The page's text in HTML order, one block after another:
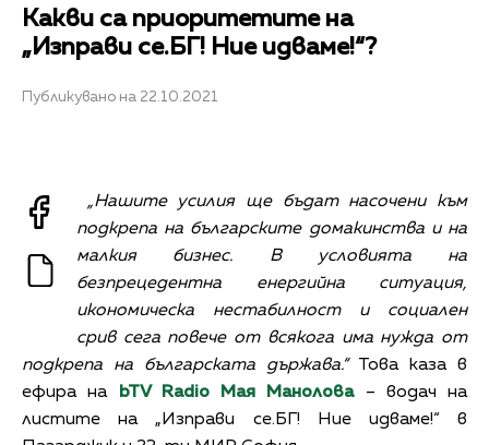
Какви са приоритетите на
„Изправи се.БГ! Ние идваме!“?
Публикувано на 22.10.2021
„Нашите усилия ще бъдат насочени към
подкрепа на българските домакинства и на
малкия бизнес. В условията на
безпрецедентна енергийна ситуация,
икономическа нестабилност и социален
срив сега повече от всякога има нужда от
подкрепа на българската държава.“ Това каза в
ефира на
bTV Radio Мая Манолова– водач на
листите на „Изправи се.БГ! Ние идваме!“ в